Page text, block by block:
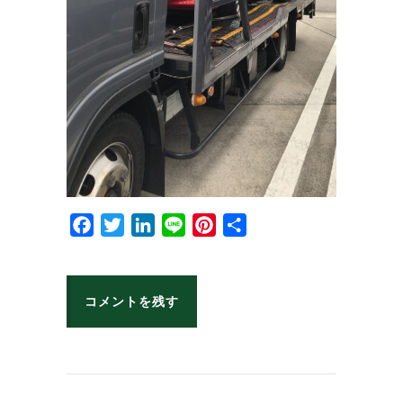
FacebookTwitterLinkedIn
Line Pinterest
コメントを残す